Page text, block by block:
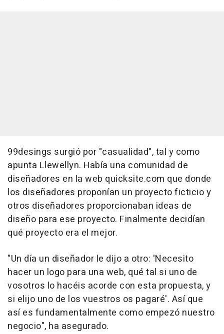
99desings surgió por "casualidad", tal y como
apunta Llewellyn. Había una comunidad de
diseñadores en la web quicksite.com que donde
los diseñadores proponían un proyecto ficticio y
otros diseñadores proporcionaban ideas de
diseño para ese proyecto. Finalmente decidían
qué proyecto era el mejor.
"Un día un diseñador le dijo a otro: 'Necesito
hacer un logo para una web, qué tal si uno de
vosotros lo hacéis acorde con esta propuesta, y
si elijo uno de los vuestros os pagaré'. Así que
así es fundamentalmente como empezó nuestro
negocio", ha asegurado.